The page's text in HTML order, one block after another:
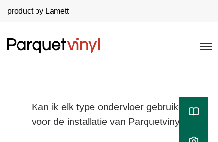
product by Lamett
Kan ik elk type ondervloer gebruiken
voor de installatie van Parquetvinyl?